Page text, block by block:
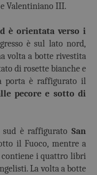
Valentiniano III.
è orientata verso i
è sul lato nord,
volta a botte rivestita
di rosette bianche e
porta è raffigurato il
pecore e sotto di
è raffigurato San
il Fuoco, mentre a
contiene i quattro libri
La volta a botte